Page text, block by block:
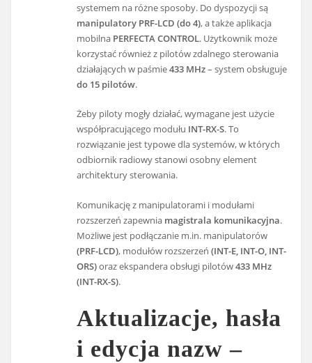
systemem na różne sposoby. Do dyspozycji są
manipulatory PRF-LCD (do 4), a także aplikacja
mobilna PERFECTA CONTROL. Użytkownik może
korzystać również z pilotów zdalnego sterowania
działających w paśmie433 MHz– system obsługuje
do 15 pilotów.
Żeby piloty mogły działać, wymagane jest użycie
współpracującego modułu INT-RX-S. To
rozwiązanie jest typowe dla systemów, w których
odbiornik radiowy stanowi osobny element
architektury sterowania.
Komunikację z manipulatorami i modułami
rozszerzeń zapewnia magistrala komunikacyjna.
Możliwe jest podłączanie m.in. manipulatorów
(PRF-LCD), modułów rozszerzeń(INT-E, INT-O, INT-
ORS)oraz ekspandera obsługi pilotów433 MHz
(INT-RX-S).
Aktualizacje, hasła
i edycja nazw –